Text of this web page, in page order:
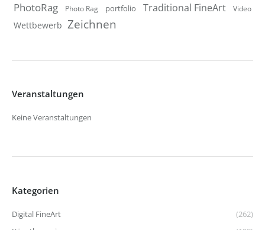
PhotoRag Photo Rag portfolio Traditional FineArt Video
Wettbewerb Zeichnen
Veranstaltungen
Keine Veranstaltungen
Kategorien
Digital FineArt
(262)